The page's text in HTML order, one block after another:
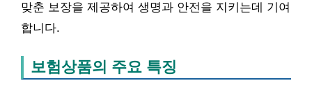
맞춘 보장을 제공하여 생명과 안전을 지키는데 기여
합니다.
보험상품의 주요 특징